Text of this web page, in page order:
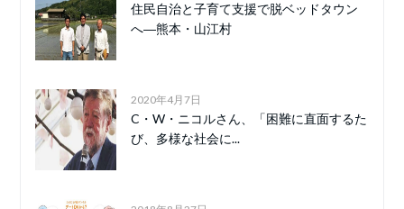
住民自治と子育て支援で脱ベッドタウン
へ―熊本・山江村
2020年4月7日
C・W・ニコルさん、「困難に直面するた
び、多様な社会に...